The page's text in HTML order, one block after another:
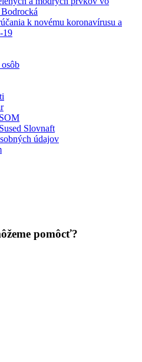
k novému koronavírusu a
19
Slovnaft
údajov
pomôcť?